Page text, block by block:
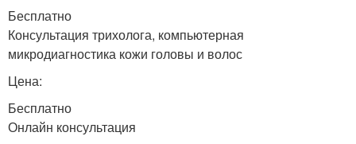
Бесплатно
Консультация трихолога, компьютерная
микродиагностика кожи головы и волос
Цена:
Бесплатно
Онлайн консультация